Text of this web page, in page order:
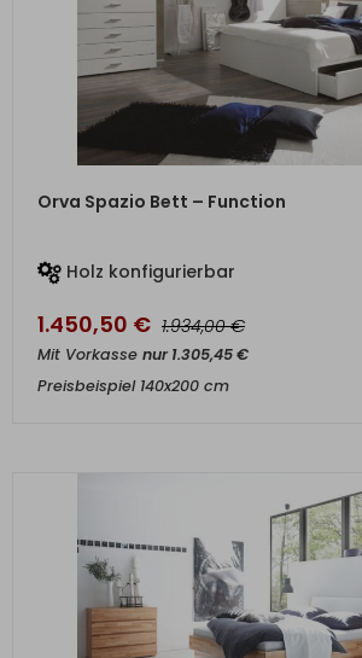
ZUM PRODUKT
Orva Spazio Bett – Function
Holz konfigurierbar
1.450,50 € 1.934,00€
Mit Vorkasse nur1.305,45€
Preisbeispiel 140x200 cm